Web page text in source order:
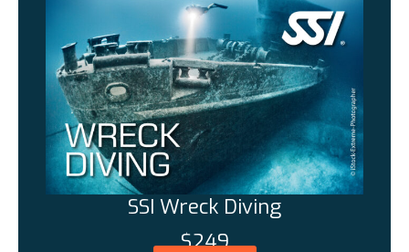
SSI Wreck Diving
$249